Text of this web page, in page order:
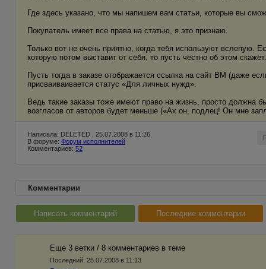
Где здесь указано, что мы напишем вам статьи, которые вы
Покупатель имеет все права на статью, я это признаю.
Только вот не очень приятно, когда тебя используют
которую потом выставит от себя, то пусть честно об этом
Пусть тогда в заказе отображается ссылка на сайт ВМ (даже
присваиваивается статус «Для личных нужд».
Ведь такие заказы тоже имеют право на жизнь, просто должна
возгласов от авторов будет меньше («Ах он, подлец! Он мне
Написала: DELETED , 25.07.2008 в 11:26
В форуме: Форум исполнителей
Комментариев: 52
Комментарии
Написать комментарий Последние комментарии
Еще 3 ветки / 8 комментариев в темe
Последний: 25.07.2008 в 11:13